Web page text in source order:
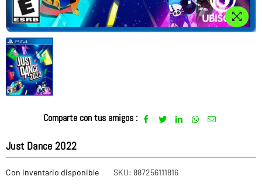
Comparte con tus amigos :
Just Dance 2022
Con inventario disponible SKU: 887256111816